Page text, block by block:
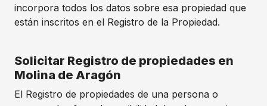
incorpora todos los datos sobre esa propiedad que
están inscritos en el Registro de la Propiedad.
Solicitar Registro de propiedades en
Molina de Aragón
El Registro de propiedades de una persona o